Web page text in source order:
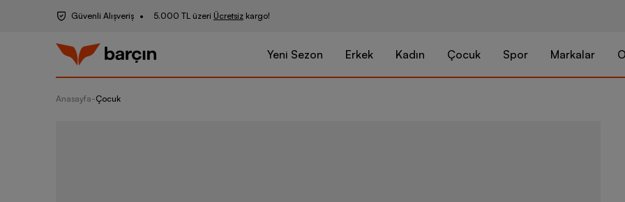
Güvenli Alışveriş 5.000 TL üzeri Ücretsiz kargo!
Yeni Sezon Erkek Kadın Çocuk Spor Markalar
Anasayfa-Çocuk
Skechers